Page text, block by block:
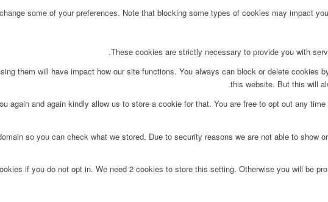
some of your preferences. Note that blocking some types of cookies may impact
These cookies are strictly necessary to provide you with
them will have impact how our site functions. You always can block or delete cookies
this website. But this will
again and again kindly allow us to store a cookie for that. You are free to opt out any
so you can check what we stored. Due to security reasons we are not able to show
if you do not opt in. We need 2 cookies to store this setting. Otherwise you will be